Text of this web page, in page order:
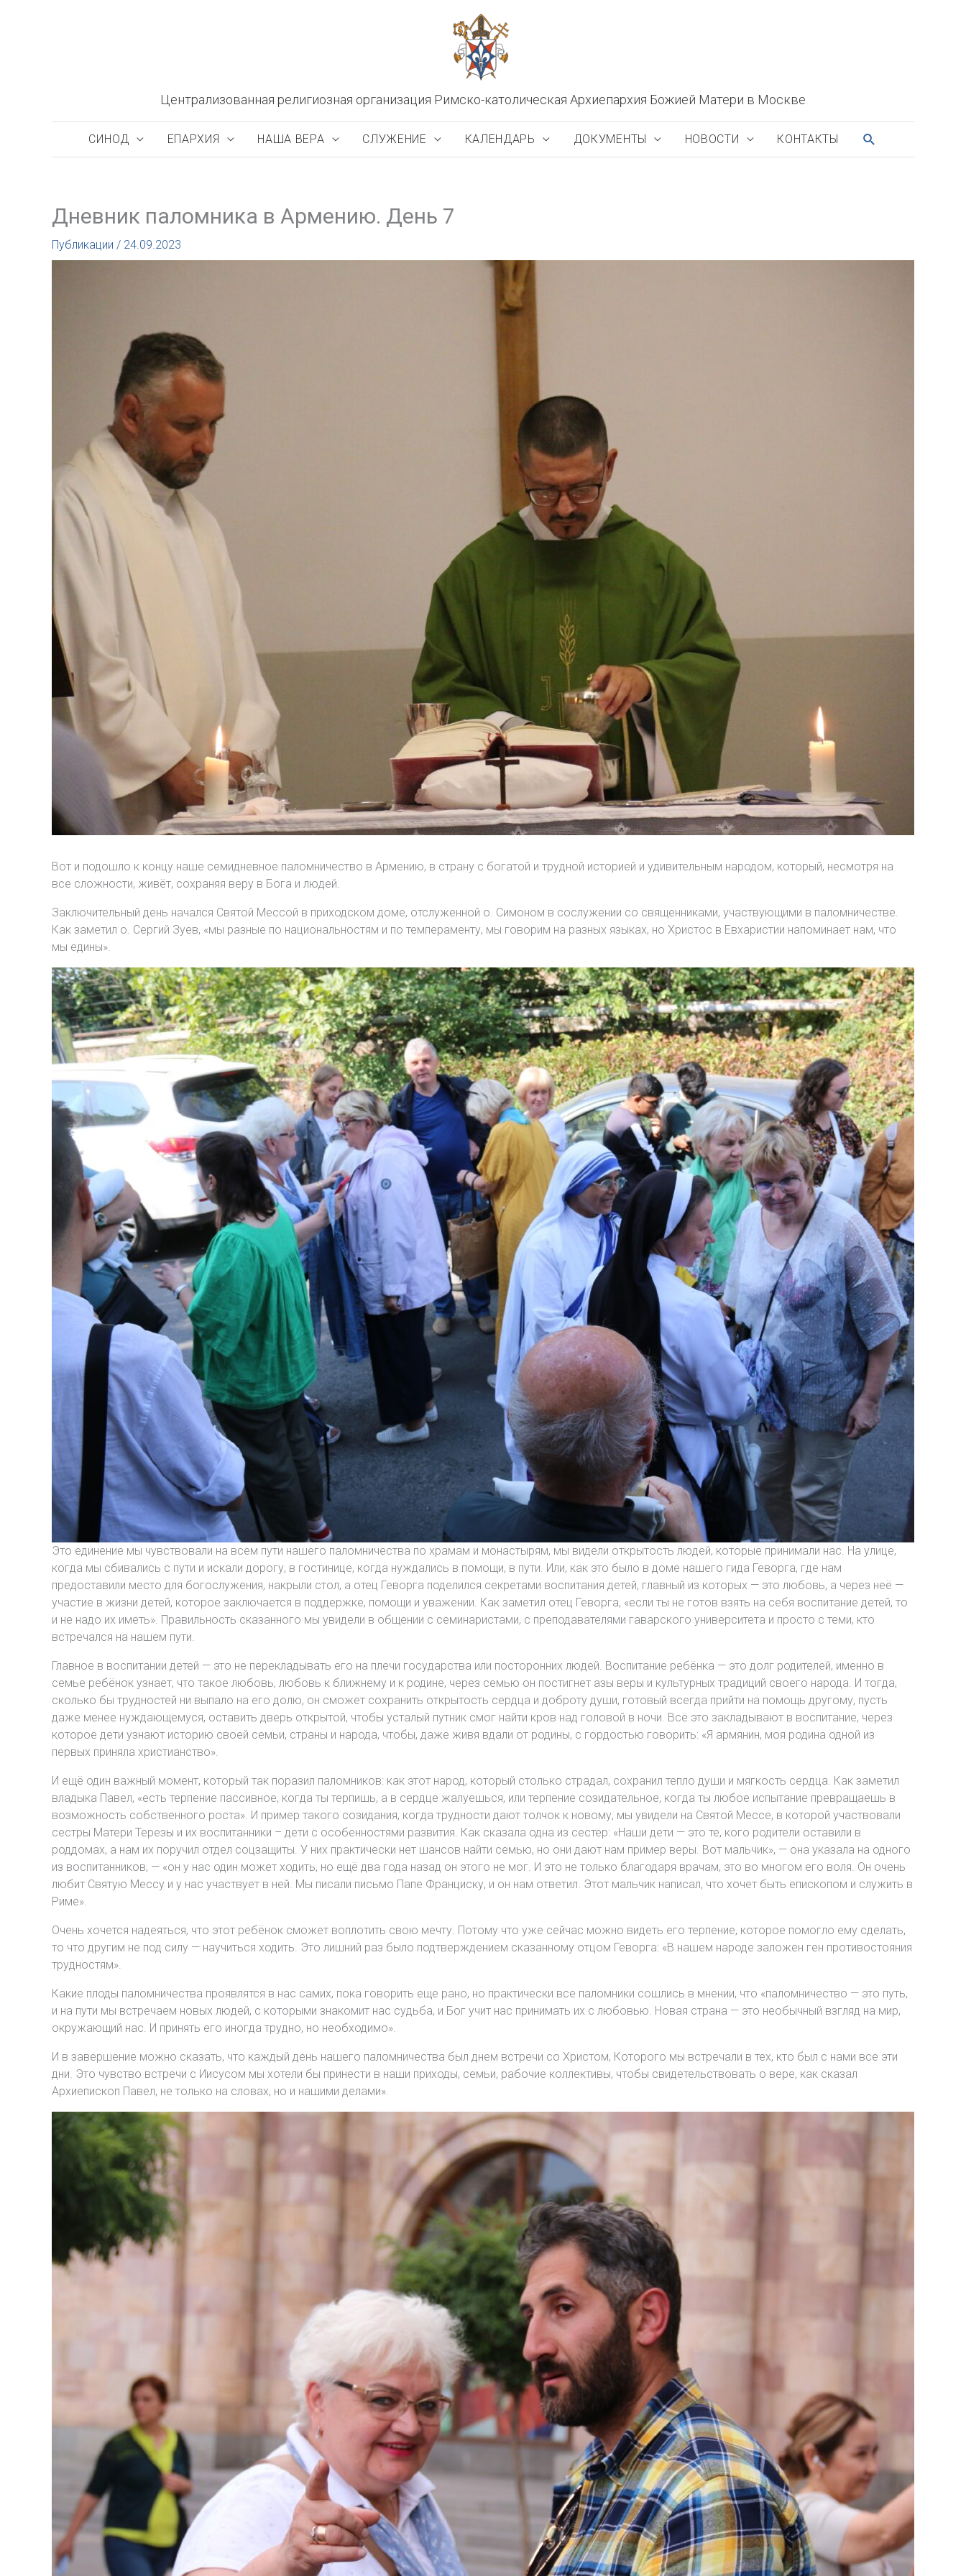
Централизованная религиозная организация Римско-католическая Архиепархия Божией Матери в Москве
СИНОД ЕПАРХИЯ НАША ВЕРА СЛУЖЕНИЕ КАЛЕНДАРЬ ДОКУМЕНТЫ НОВОСТИ КОНТАКТЫ ПОИСК
Дневник паломника в Армению. День 7
Публикации / 24.09.2023
Вот и подошло к концу наше семидневное паломничество в Армению, в страну с богатой и трудной историей и удивительным народом, который, несмотря на
все сложности, живёт, сохраняя веру в Бога и людей.
Заключительный день начался Святой Мессой в приходском доме, отслуженной о. Симоном в сослужении со священниками, участвующими в паломничестве.
Как заметил о. Сергий Зуев, «мы разные по национальностям и по темпераменту, мы говорим на разных языках, но Христос в Евхаристии напоминает нам, что
мы едины».
Это единение мы чувствовали на всем пути нашего паломничества по храмам и монастырям, мы видели открытость людей, которые принимали нас. На улице,
когда мы сбивались с пути и искали дорогу, в гостинице, когда нуждались в помощи, в пути. Или, как это было в доме нашего гида Геворга, где нам
предоставили место для богослужения, накрыли стол, а отец Геворга поделился секретами воспитания детей, главный из которых — это любовь, а через неё —
участие в жизни детей, которое заключается в поддержке, помощи и уважении. Как заметил отец Геворга, «если ты не готов взять на себя воспитание детей, то
и не надо их иметь». Правильность сказанного мы увидели в общении с семинаристами, с преподавателями гаварского университета и просто с теми, кто
встречался на нашем пути.
Главное в воспитании детей — это не перекладывать его на плечи государства или посторонних людей. Воспитание ребёнка — это долг родителей, именно в
семье ребёнок узнает, что такое любовь, любовь к ближнему и к родине, через семью он постигнет азы веры и культурных традиций своего народа. И тогда,
сколько бы трудностей ни выпало на его долю, он сможет сохранить открытость сердца и доброту души, готовый всегда прийти на помощь другому, пусть
даже менее нуждающемуся, оставить дверь открытой, чтобы усталый путник смог найти кров над головой в ночи. Всё это закладывают в воспитание, через
которое дети узнают историю своей семьи, страны и народа, чтобы, даже живя вдали от родины, с гордостью говорить: «Я армянин, моя родина одной из
первых приняла христианство».
И ещё один важный момент, который так поразил паломников: как этот народ, который столько страдал, сохранил тепло души и мягкость сердца. Как заметил
владыка Павел, «есть терпение пассивное, когда ты терпишь, а в сердце жалуешься, или терпение созидательное, когда ты любое испытание превращаешь в
возможность собственного роста». И пример такого созидания, когда трудности дают толчок к новому, мы увидели на Святой Мессе, в которой участвовали
сестры Матери Терезы и их воспитанники – дети с особенностями развития. Как сказала одна из сестер: «Наши дети — это те, кого родители оставили в
роддомах, а нам их поручил отдел соцзащиты. У них практически нет шансов найти семью, но они дают нам пример веры. Вот мальчик», — она указала на одного
из воспитанников, — «он у нас один может ходить, но ещё два года назад он этого не мог. И это не только благодаря врачам, это во многом его воля. Он очень
любит Святую Мессу и у нас участвует в ней. Мы писали письмо Папе Франциску, и он нам ответил. Этот мальчик написал, что хочет быть епископом и служить в
Риме».
Очень хочется надеяться, что этот ребёнок сможет воплотить свою мечту. Потому что уже сейчас можно видеть его терпение, которое помогло ему сделать,
то что другим не под силу — научиться ходить. Это лишний раз было подтверждением сказанному отцом Геворга: «В нашем народе заложен ген противостояния
трудностям».
Какие плоды паломничества проявлятся в нас самих, пока говорить еще рано, но практически все паломники сошлись в мнении, что «паломничество — это путь,
и на пути мы встречаем новых людей, с которыми знакомит нас судьба, и Бог учит нас принимать их с любовью. Новая страна — это необычный взгляд на мир,
окружающий нас. И принять его иногда трудно, но необходимо».
И в завершение можно сказать, что каждый день нашего паломничества был днем встречи со Христом, Которого мы встречали в тех, кто был с нами все эти
дни. Это чувство встречи с Иисусом мы хотели бы принести в наши приходы, семьи, рабочие коллективы, чтобы свидетельствовать о вере, как сказал
Архиепископ Павел, не только на словах, но и нашими делами».